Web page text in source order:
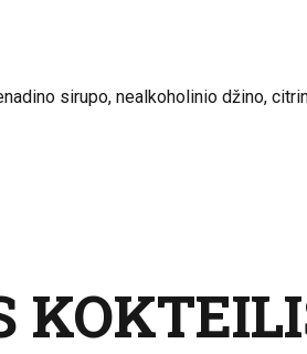
sirupo, nealkoholinio džino,